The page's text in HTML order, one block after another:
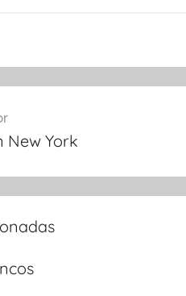
New York